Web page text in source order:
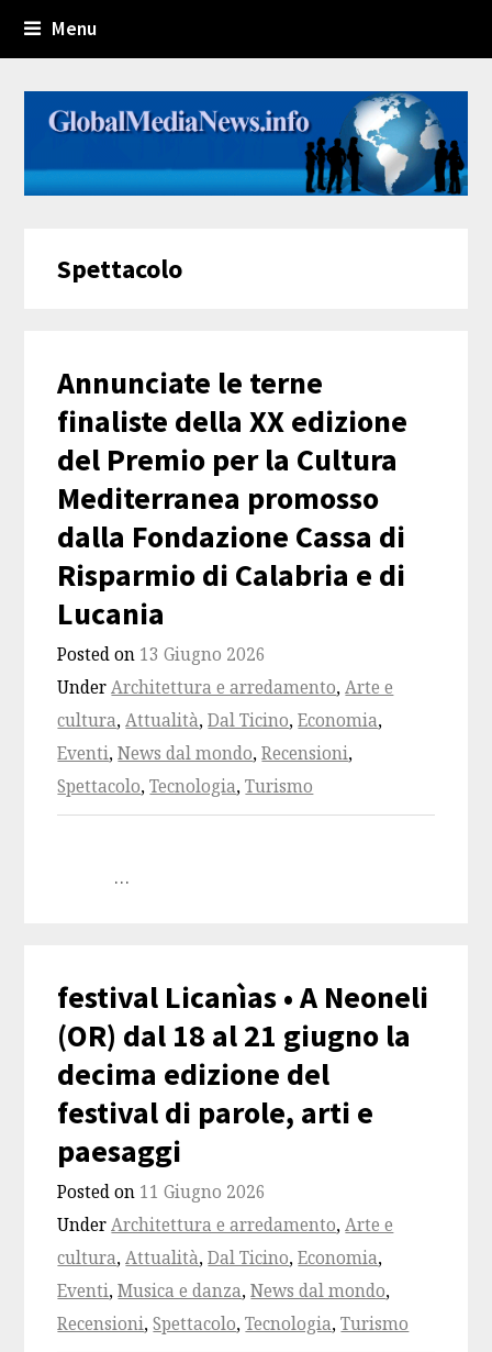
Menu
Spettacolo
Annunciate le terne
finaliste della XX edizione
del Premio per la Cultura
Mediterranea promosso
dalla Fondazione Cassa di
Risparmio di Calabria e di
Lucania
Posted on 13 Giugno 2026
UnderArchitettura e arredamento,Arte e
cultura,Attualità,Dal Ticino,Economia,
Eventi,News dal mondo,Recensioni,
Spettacolo,Tecnologia,Turismo
…
festival Licanìas • A Neoneli
(OR) dal 18 al 21 giugno la
decima edizione del
festival di parole, arti e
paesaggi
Posted on 11 Giugno 2026
UnderArchitettura e arredamento,Arte e
cultura,Attualità,Dal Ticino,Economia,
Eventi,Musica e danza,News dal mondo,
Recensioni,Spettacolo,Tecnologia,Turismo